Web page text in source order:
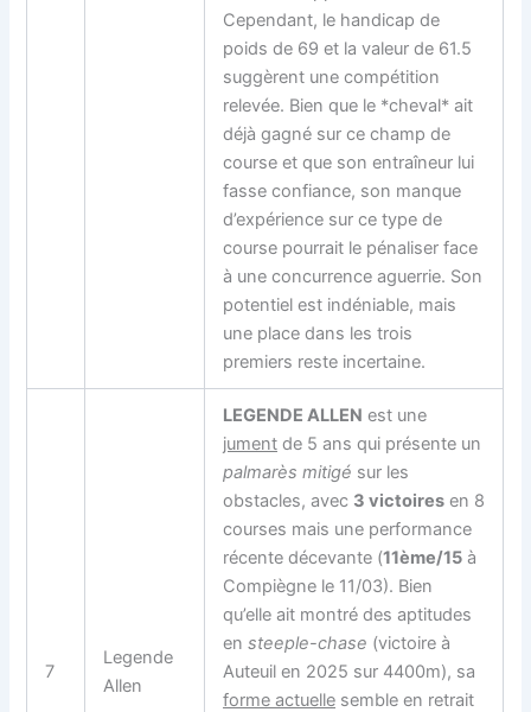
Cependant, le handicap de
poids de 69 et la valeur de 61.5
suggèrent une compétition
relevée. Bien que le *cheval* ait
déjà gagné sur ce champ de
course et que son entraîneur lui
fasse confiance, son manque
d’expérience sur ce type de
course pourrait le pénaliser face
à une concurrence aguerrie. Son
potentiel est indéniable, mais
une place dans les trois
premiers reste incertaine.
7
Legende
Allen
LEGENDE ALLEN est une
jument de 5 ans qui présente un
palmarès mitigé sur les
obstacles, avec 3 victoires en 8
courses mais une performance
récente décevante (11ème/15 à
Compiègne le 11/03). Bien
qu’elle ait montré des aptitudes
ensteeple-chase (victoire à
Auteuil en 2025 sur 4400m), sa
forme actuelle semble en retrait